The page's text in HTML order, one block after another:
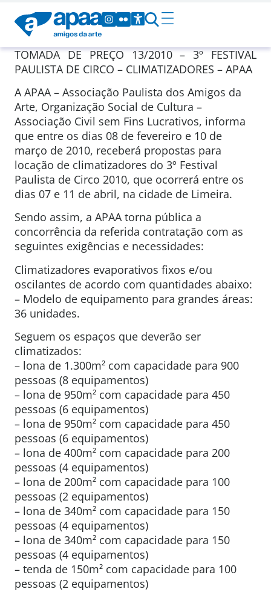
TOMADA DE PREÇO 13/2010 – 3º FESTIVAL
PAULISTA DE CIRCO – CLIMATIZADORES – APAA
A APAA – Associação Paulista dos Amigos da
Arte, Organização Social de Cultura –
Associação Civil sem Fins Lucrativos, informa
que entre os dias 08 de fevereiro e 10 de
março de 2010, receberá propostas para
locação de climatizadores do 3º Festival
Paulista de Circo 2010, que ocorrerá entre os
dias 07 e 11 de abril, na cidade de Limeira.
Sendo assim, a APAA torna pública a
concorrência da referida contratação com as
seguintes exigências e necessidades:
Climatizadores evaporativos fixos e/ou
oscilantes de acordo com quantidades abaixo:
– Modelo de equipamento para grandes áreas:
36 unidades.
Seguem os espaços que deverão ser
climatizados:
– lona de 1.300m² com capacidade para 900
pessoas (8 equipamentos)
– lona de 950m² com capacidade para 450
pessoas (6 equipamentos)
– lona de 950m² com capacidade para 450
pessoas (6 equipamentos)
– lona de 400m² com capacidade para 200
pessoas (4 equipamentos)
– lona de 200m² com capacidade para 100
pessoas (2 equipamentos)
– lona de 340m² com capacidade para 150
pessoas (4 equipamentos)
– lona de 340m² com capacidade para 150
pessoas (4 equipamentos)
– tenda de 150m² com capacidade para 100
pessoas (2 equipamentos)